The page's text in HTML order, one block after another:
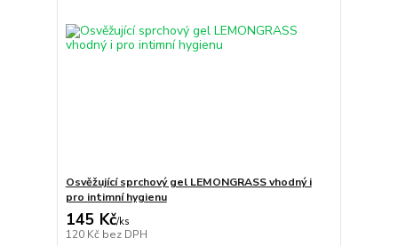
Osvěžující sprchový gel LEMONGRASS vhodný i
pro intimní hygienu
145 Kč/ks
120 Kč bez DPH